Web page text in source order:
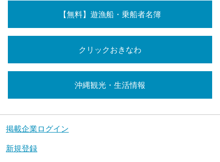
【無料】遊漁船・乗船者名簿
クリックおきなわ
沖縄観光・生活情報
掲載企業ログイン
新規登録